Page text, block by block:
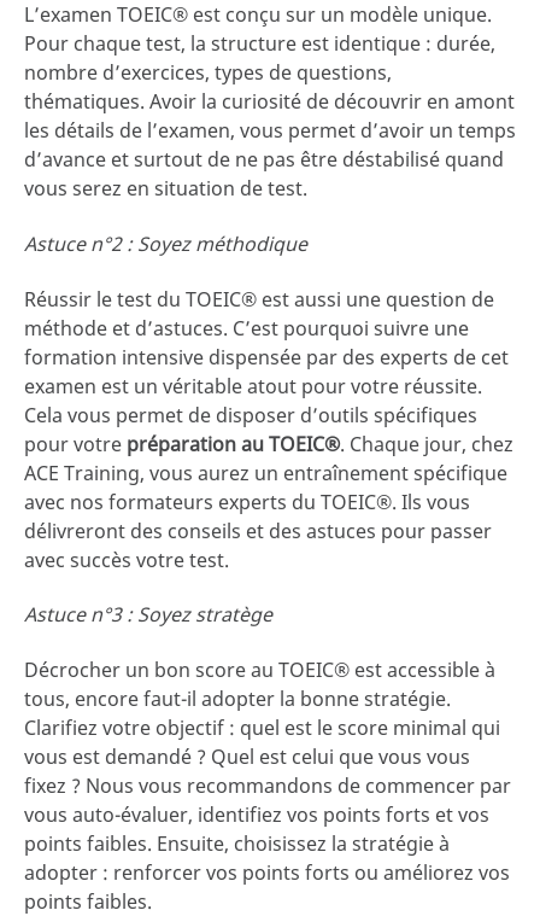
L’examen TOEIC® est conçu sur un modèle unique.
Pour chaque test, la structure est identique : durée,
nombre d’exercices, types de questions,
thématiques. Avoir la curiosité de découvrir en amont
les détails de l’examen, vous permet d’avoir un temps
d’avance et surtout de ne pas être déstabilisé quand
vous serez en situation de test.
Astuce n°2 : Soyez méthodique
Réussir le test du TOEIC® est aussi une question de
méthode et d’astuces. C’est pourquoi suivre une
formation intensive dispensée par des experts de cet
examen est un véritable atout pour votre réussite.
Cela vous permet de disposer d’outils spécifiques
pour votre préparation au TOEIC®. Chaque jour, chez
ACE Training, vous aurez un entraînement spécifique
avec nos formateurs experts du TOEIC®. Ils vous
délivreront des conseils et des astuces pour passer
avec succès votre test.
Astuce n°3 : Soyez stratège
Décrocher un bon score au TOEIC® est accessible à
tous, encore faut-il adopter la bonne stratégie.
Clarifiez votre objectif : quel est le score minimal qui
vous est demandé ? Quel est celui que vous vous
fixez ? Nous vous recommandons de commencer par
vous auto-évaluer, identifiez vos points forts et vos
points faibles. Ensuite, choisissez la stratégie à
adopter : renforcer vos points forts ou améliorez vos
points faibles.